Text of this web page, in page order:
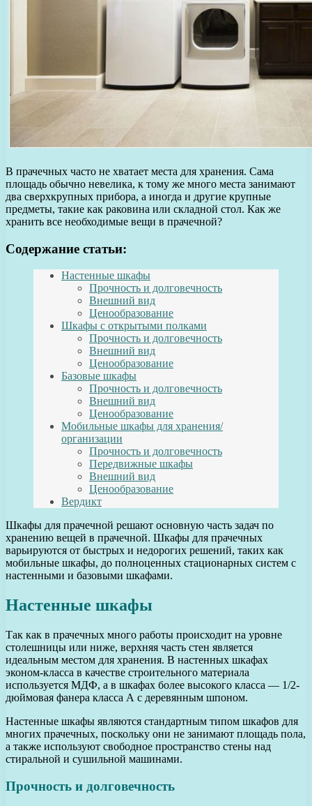
В прачечных часто не хватает места для хранения. Сама
площадь обычно невелика, к тому же много места занимают
два сверхкрупных прибора, а иногда и другие крупные
предметы, такие как раковина или складной стол. Как же
хранить все необходимые вещи в прачечной?
Содержание статьи:
Настенные шкафы
Прочность и долговечность
Внешний вид
Ценообразование
Шкафы с открытыми полками
Прочность и долговечность
Внешний вид
Ценообразование
Базовые шкафы
Прочность и долговечность
Внешний вид
Ценообразование
Мобильные шкафы для хранения/
организации
Прочность и долговечность
Передвижные шкафы
Внешний вид
Ценообразование
Вердикт
Шкафы для прачечной решают основную часть задач по
хранению вещей в прачечной. Шкафы для прачечных
варьируются от быстрых и недорогих решений, таких как
мобильные шкафы, до полноценных стационарных систем с
настенными и базовыми шкафами.
Настенные шкафы
Так как в прачечных много работы происходит на уровне
столешницы или ниже, верхняя часть стен является
идеальным местом для хранения. В настенных шкафах
эконом-класса в качестве строительного материала
используется МДФ, а в шкафах более высокого класса — 1/2-
дюймовая фанера класса А с деревянным шпоном.
Настенные шкафы являются стандартным типом шкафов для
многих прачечных, поскольку они не занимают площадь пола,
а также используют свободное пространство стены над
стиральной и сушильной машинами.
Прочность и долговечность